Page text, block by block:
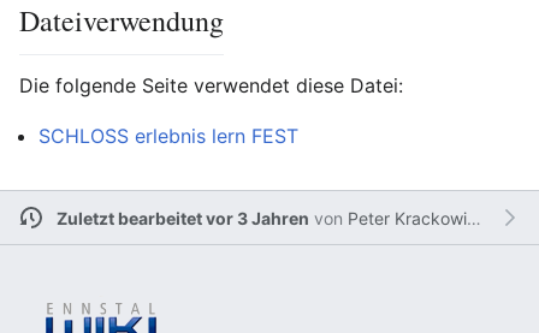
Dateiverwendung
Die folgende Seite verwendet diese Datei:
SCHLOSS erlebnis lern FEST
Zuletzt bearbeitet vor 3 Jahren von Peter Krackowizer